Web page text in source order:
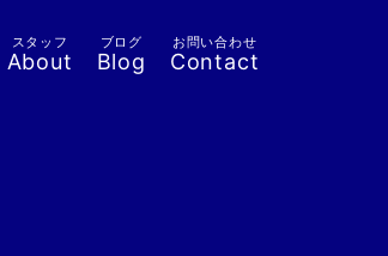
スタッフ
About
ブログ
Blog
お問い合わせ
Contact